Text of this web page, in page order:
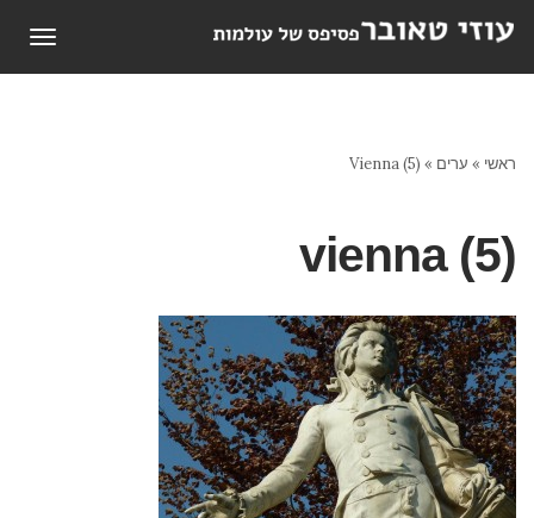
ראשי » ערים »
Vienna (5)
vienna (5)